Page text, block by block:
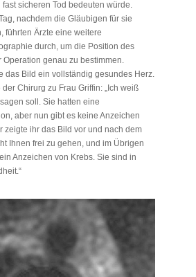
sicheren Tod bedeuten würde.
nachdem die Gläubigen für sie
führten Ärzte eine weitere
durch, um die Position des
Operation genau zu bestimmen.
das Bild ein vollständig gesundes Herz.
der Chirurg zu Frau Griffin: „Ich weiß
soll. Sie hatten eine
aber nun gibt es keine Anzeichen
zeigte ihr das Bild vor und nach dem
Ihnen frei zu gehen, und im Übrigen
Anzeichen von Krebs. Sie sind in